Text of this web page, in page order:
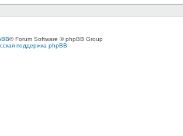
® Forum Software © phpBB Group
поддержка phpBB